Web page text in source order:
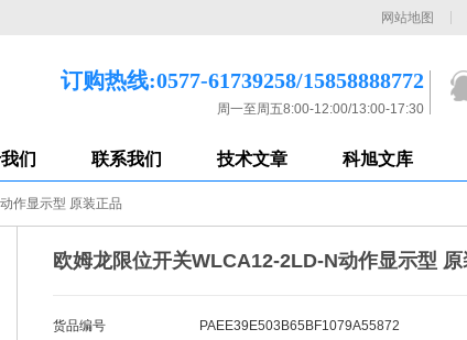
网站地图
订购热线:0577-61739258/15858888772
周一至周五8:00-12:00/13:00-17:30
们 联系我们 技术文章 科旭文库
作显示型 原装正品
欧姆龙限位开关WLCA12-2LD-N动作显示型
货品编号 PAEE39E503B65BF1079A55872